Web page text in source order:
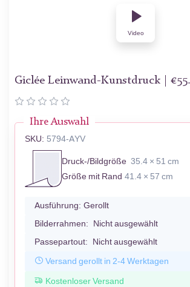
Video
Giclée Leinwand-Kunstdruck | €
Ihre Auswahl
SKU: 5794-AYV
Druck-/Bildgröße 35.4 × 51 cm
Größe mit Rand 41.4 × 57 cm
Ausführung: Gerollt
Bilderrahmen: Nicht ausgewählt
Passepartout: Nicht ausgewählt
Versand gerollt in 2-4 Werktagen
Kostenloser Versand